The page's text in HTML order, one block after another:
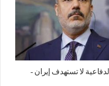
لا تستهدف إيران -